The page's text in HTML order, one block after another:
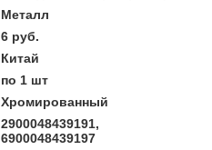
Металл
6 руб.
Китай
по 1 шт
Хромированный
2900048439191,
6900048439197